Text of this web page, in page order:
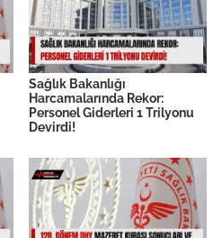
Sağlık Bakanlığı
Harcamalarında Rekor:
Personel Giderleri 1 Trilyonu
Devirdi!